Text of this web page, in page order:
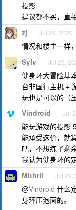
投影
建议都不买，直
zj Jul 29, 2020
情况和楼主一样
Sylv Jul 29,
健身环大冒险基
台非国行主机 +
玩也是可以的（
Vindroid Jul
能玩游戏的投影
能承受这价，就
吧，不想练了剩
我认为健身环的
Mithril Jul 29,
@Vindroid 什么
身环压泡面的。